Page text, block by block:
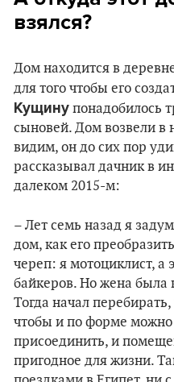
взялся?
Дом находится в
для того чтобы его
Кущину понадобилось
сыновей. Дом возвели в
видим, он до сих пор
рассказывал дачник в
далеком 2015-м:
– Лет семь назад я
дом, как его
череп: я мотоциклист,
байкеров. Но жена была
Тогда начал
чтобы и по форме
присоединить, и
пригодное для жизни.